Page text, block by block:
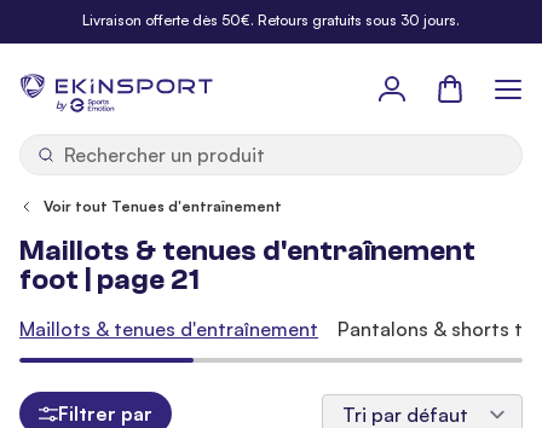
Allez au contenuLivraison offerte dès 50€. Retours gratuits sous 30 jours.
by
Panier
Voir tout Tenues d'entraînement
Maillots & tenues d'entraînement
foot | page 21
Maillots & tenues d'entraînement Pantalons & shorts
Filtrer par